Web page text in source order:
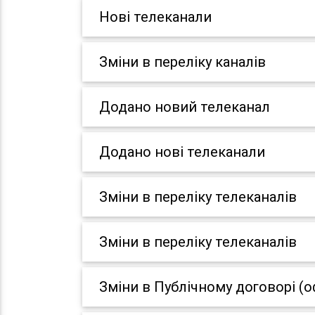
Нові телеканали
Зміни в переліку каналів
Додано новий телеканал
Додано нові телеканали
Зміни в переліку телеканалів
Зміни в переліку телеканалів
Зміни в Публічному договорі